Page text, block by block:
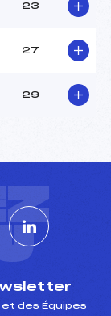
23
27
29
et des Équipes